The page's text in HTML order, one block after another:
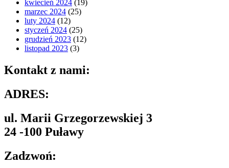
kwiecień 2024 (19)
marzec 2024 (25)
luty 2024 (12)
styczeń 2024 (25)
grudzień 2023 (12)
listopad 2023 (3)
Kontakt z nami:
ADRES:
ul. Marii Grzegorzewskiej 3
24 -100 Puławy
Zadzwoń: